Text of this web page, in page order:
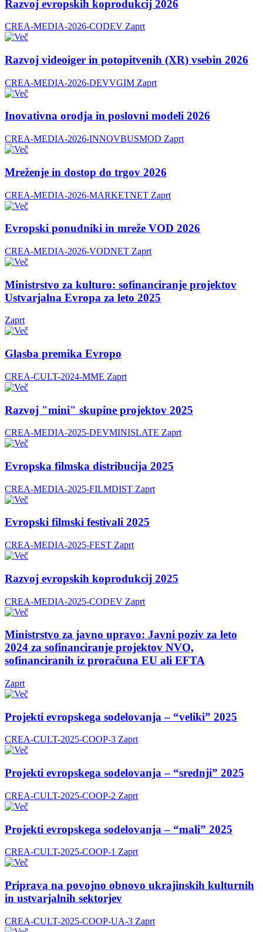
Razvoj evropskih koprodukcij 2026
CREA-MEDIA-2026-CODEV Zaprt
Razvoj videoiger in potopitvenih (XR) vsebin 2026
CREA-MEDIA-2026-DEVVGIM Zaprt
Inovativna orodja in poslovni modeli 2026
CREA-MEDIA-2026-INNOVBUSMOD Zaprt
Mreženje in dostop do trgov 2026
CREA-MEDIA-2026-MARKETNET Zaprt
Evropski ponudniki in mreže VOD 2026
CREA-MEDIA-2026-VODNET Zaprt
Ministrstvo za kulturo: sofinanciranje projektov
Ustvarjalna Evropa za leto 2025
Zaprt
Glasba premika Evropo
CREA-CULT-2024-MME Zaprt
Razvoj "mini" skupine projektov 2025
CREA-MEDIA-2025-DEVMINISLATE Zaprt
Evropska filmska distribucija 2025
CREA-MEDIA-2025-FILMDIST Zaprt
Evropski filmski festivali 2025
CREA-MEDIA-2025-FEST Zaprt
Razvoj evropskih koprodukcij 2025
CREA-MEDIA-2025-CODEV Zaprt
Ministrstvo za javno upravo: Javni poziv za leto
2024 za sofinanciranje projektov NVO,
sofinanciranih iz proračuna EU ali EFTA
Zaprt
Projekti evropskega sodelovanja – “veliki” 2025
CREA-CULT-2025-COOP-3 Zaprt
Projekti evropskega sodelovanja – “srednji” 2025
CREA-CULT-2025-COOP-2 Zaprt
Projekti evropskega sodelovanja – “mali” 2025
CREA-CULT-2025-COOP-1 Zaprt
Priprava na povojno obnovo ukrajinskih kulturnih
in ustvarjalnih sektorjev
CREA-CULT-2025-COOP-UA-3 Zaprt